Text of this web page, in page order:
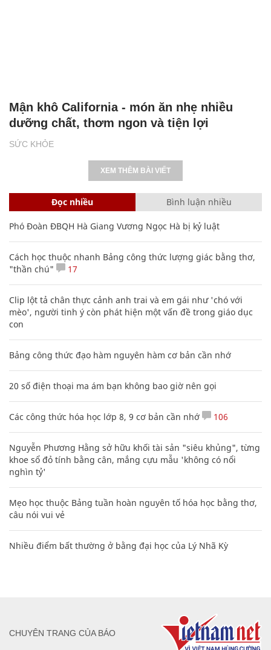
SỨC KHỎE
Mận khô California - món ăn nhẹ nhiều
dưỡng chất, thơm ngon và tiện lợi
XEM THÊM BÀI VIẾT
Đọc nhiều Bình luận nhiều
Phó Đoàn ĐBQH Hà Giang Vương Ngọc Hà bị kỷ luật
Cách học thuộc nhanh Bảng công thức lượng giác bằng thơ,
"thần chú"
17
Clip lột tả chân thực cảnh anh trai và em gái như 'chó với
mèo', người tinh ý còn phát hiện một vấn đề trong giáo dục
con
Bảng công thức đạo hàm nguyên hàm cơ bản cần nhớ
20 số điện thoại ma ám bạn không bao giờ nên gọi
Các công thức hóa học lớp 8, 9 cơ bản cần nhớ 106
Nguyễn Phương Hằng sở hữu khối tài sản "siêu khủng", từng
khoe sổ đỏ tính bằng cân, mắng cựu mẫu 'không có nổi
nghìn tỷ'
Mẹo học thuộc Bảng tuần hoàn nguyên tố hóa học bằng thơ,
câu nói vui vẻ
Nhiều điểm bất thường ở bằng đại học của Lý Nhã Kỳ
CHUYÊN TRANG CỦA BÁO